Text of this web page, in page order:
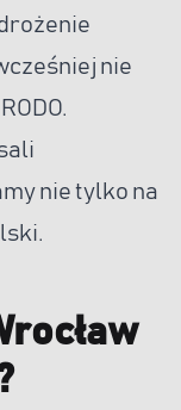
nie
nie tylko na